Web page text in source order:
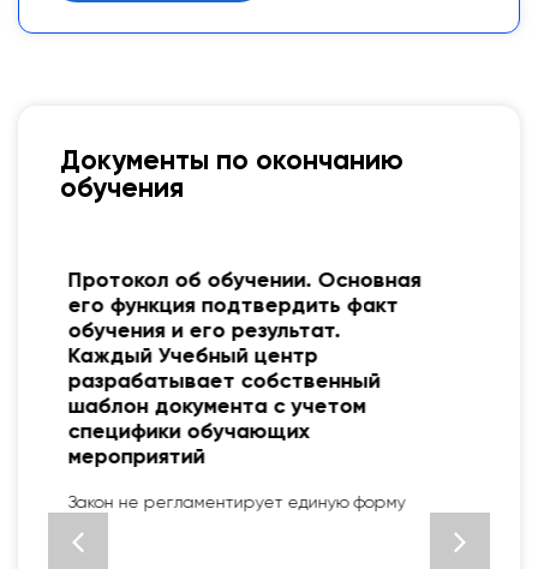
Документы по окончанию
обучения
Удостоверение— это документ,
подтверждающий повышение
разряда/квалификации по
рабочей профессии, выдается
после обучения со
свидетельством о присвоении
профессии.